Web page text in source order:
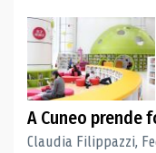
A Cuneo prende
Claudia Filippazzi,